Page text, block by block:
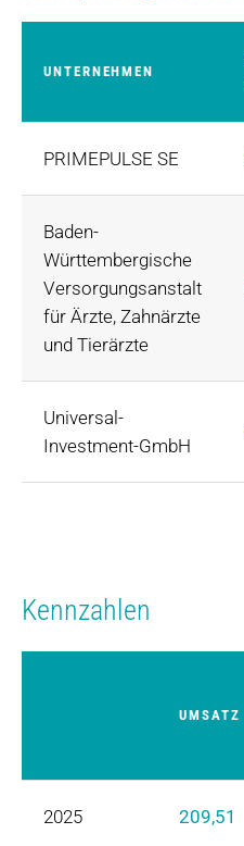
UNTERNEHMEN
PRIMEPULSE SE
Baden-
Württembergische
Versorgungsanstalt
für Ärzte, Zahnärzte
und Tierärzte
Universal-
Investment-GmbH
Kennzahlen
UMSATZ
2025 209,51